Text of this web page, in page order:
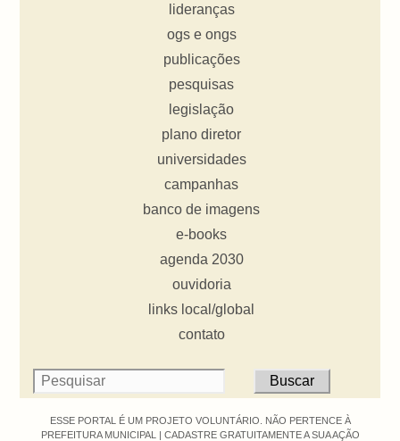
lideranças
ogs e ongs
publicações
pesquisas
legislação
plano diretor
universidades
campanhas
banco de imagens
e-books
agenda 2030
ouvidoria
links local/global
contato
ESSE PORTAL É UM PROJETO VOLUNTÁRIO. NÃO PERTENCE À
PREFEITURA MUNICIPAL | CADASTRE GRATUITAMENTE A SUA AÇÃO